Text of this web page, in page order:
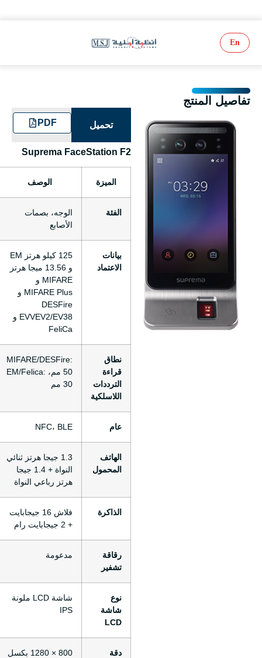
En
تفاصيل المنتج
تحميل PDF
Suprema FaceStation F2
الميزة الوصف
الفئة
الوجه، بصمات
الأصابع
بيانات
الاعتماد
125 كيلو هرتز EM
و 13.56 ميجا هرتز
MIFARE و
MIFARE Plus و
DESFire
EVVEV2/EV38 و
FeliCa
نطاق
قراءة
الترددات
اللاسلكية
MIFARE/DESFire:
50 مم، EM/Felica:
30 مم
عام NFC، BLE
الهاتف
المحمول
1.3 جيجا هرتز ثنائي
النواة + 1.4 جيجا
هرتز رباعي النواة
الذاكرة
فلاش 16 جيجابايت
+ 2 جيجابايت رام
رقاقة
تشفير
مدعومة
نوع
شاشة
LCD
شاشة LCD ملونة
IPS
دقة
800 × 1280 بكسل